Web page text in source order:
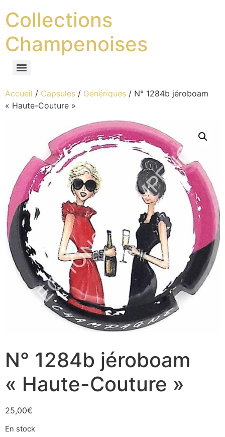
Collections
Champenoises
Accueil / Capsules / Génériques / N° 1284b jéroboam
« Haute-Couture »
N° 1284b jéroboam
« Haute-Couture »
25,00€
En stock